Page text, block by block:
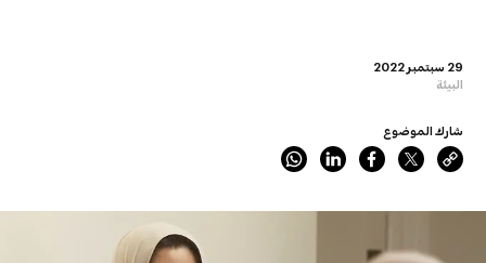
29 سبتمبر 2022
البيئة
شارك الموضوع